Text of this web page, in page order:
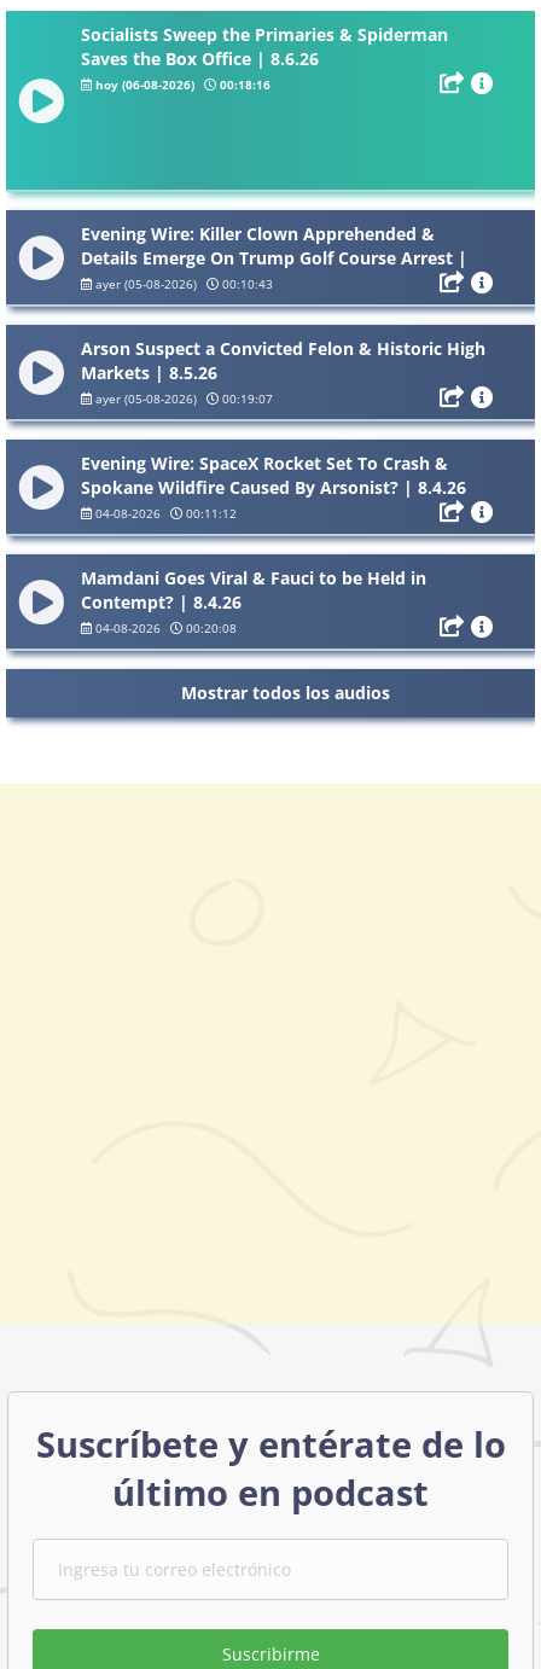
Socialists Sweep the Primaries & Spiderman
Saves the Box Office | 8.6.26
hoy (06-08-2026) 00:18:16
Evening Wire: Killer Clown Apprehended &
Details Emerge On Trump Golf Course Arrest |
8.5.26
ayer (05-08-2026) 00:10:43
Arson Suspect a Convicted Felon & Historic High
Markets | 8.5.26
ayer (05-08-2026) 00:19:07
Evening Wire: SpaceX Rocket Set To Crash &
Spokane Wildfire Caused By Arsonist? | 8.4.26
04-08-2026 00:11:12
Mamdani Goes Viral & Fauci to be Held in
Contempt? | 8.4.26
04-08-2026 00:20:08
Mostrar todos los audios
Suscríbete y entérate de lo
último en podcast
Suscribirme